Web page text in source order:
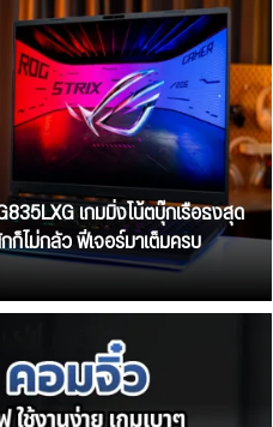
เกมมิ่งโน้ตบุ๊กเรือธงสุด
ไม่กลัว ฟีเจอร์มาเต็มครบ